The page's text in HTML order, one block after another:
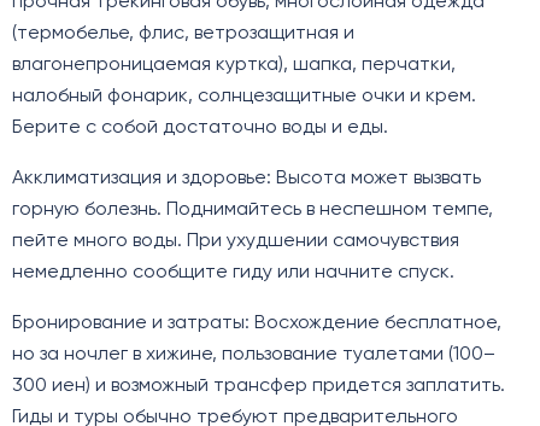
(термобелье, флис, ветрозащитная и
влагонепроницаемая куртка), шапка, перчатки,
налобный фонарик, солнцезащитные очки и крем.
Берите с собой достаточно воды и еды.
Акклиматизация и здоровье: Высота может вызвать
горную болезнь. Поднимайтесь в неспешном темпе,
пейте много воды. При ухудшении самочувствия
немедленно сообщите гиду или начните спуск.
Бронирование и затраты: Восхождение бесплатное,
но за ночлег в хижине, пользование туалетами (100–
300 иен) и возможный трансфер придется заплатить.
Гиды и туры обычно требуют предварительного